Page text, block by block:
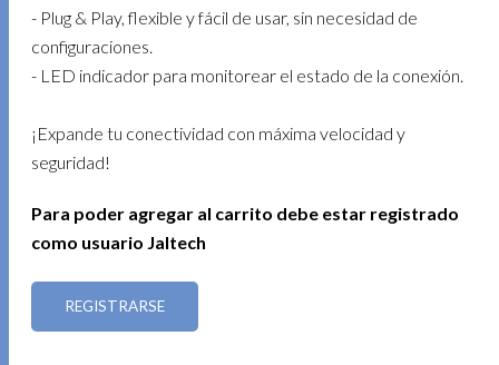
- Plug & Play, flexible y fácil de usar, sin necesidad de
configuraciones.
- LED indicador para monitorear el estado de la conexión.
¡Expande tu conectividad con máxima velocidad y
seguridad!
Para poder agregar al carrito debe estar registrado
como usuario Jaltech
REGISTRARSE